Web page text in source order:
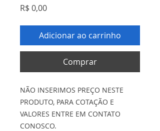
R$ 0,00Preço
Adicionar ao carrinho
Comprar
NÃO INSERIMOS PREÇO NESTE
PRODUTO, PARA COTAÇÃO E
VALORES ENTRE EM CONTATO
CONOSCO.